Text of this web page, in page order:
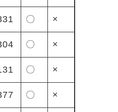
〇 ×
〇 ×
〇 ×
〇 ×